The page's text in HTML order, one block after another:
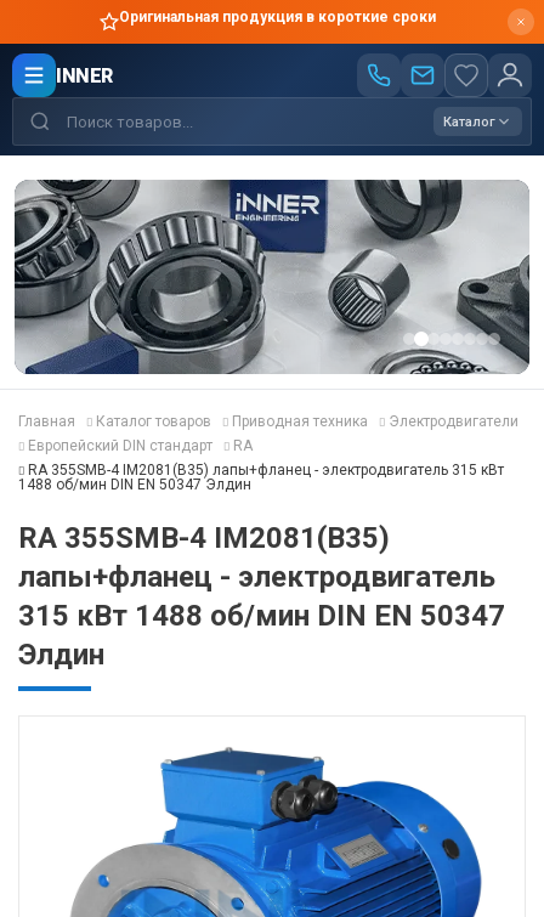
Оригинальная продукция в короткие сроки
INNER
Каталог
Главная Каталог товаров Приводная техника
Электродвигатели
Европейский DIN стандарт
RA
RA 355SMB-4 IM2081(B35) лапы+фланец - электродвигатель 315 кВт
1488 об/мин DIN EN 50347 Элдин
RA 355SMB-4 IM2081(B35)
лапы+фланец - электродвигатель
315 кВт 1488 об/мин DIN EN 50347
Элдин